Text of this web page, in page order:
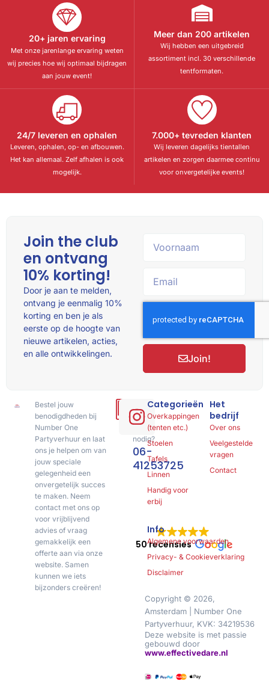
20+ jaren ervaring
Met onze jarenlange ervaring weten
wij precies hoe wij optimaal bijdragen
aan jouw event!
Meer dan 200 artikelen
Wij hebben een uitgebreid
assortiment incl. 30 verschillende
tentformaten.
24/7 leveren en ophalen
Leveren, ophalen, op- en afbouwen.
Het kan allemaal. Zelf afhalen is ook
mogelijk.
7.000+ tevreden klanten
Wij leveren dagelijks tientallen
artikelen en zorgen daarmee continu
voor onvergetelijke events!
Bestel jouw
benodigdheden bij
Number One
Partyverhuur en laat
ons je helpen om van
jouw speciale
gelegenheid een
onvergetelijk succes
te maken. Neem
contact met ons op
voor vrijblijvend
advies of vraag
gemakkelijk een
offerte aan via onze
website. Samen
kunnen we iets
bijzonders creëren!
Hulp
of
advies
nodig?
06-
41253725
50 recensies
Categorieën
Overkappingen
(tenten etc.)
Stoelen
Tafels
Linnen
Handig voor
erbij
Het
bedrijf
Over ons
Veelgestelde
vragen
Contact
Info
Algemene voorwaarden
Privacy- & Cookieverklaring
Disclaimer
Copyright © 2026,
Amsterdam | Number One
Partyverhuur, KVK: 34219536
Deze website is met passie
gebouwd door
www.effectivedare.nl
Join the club
en ontvang
10% korting!
Door je aan te melden,
ontvang je eenmalig 10%
korting en ben je als
eerste op de hoogte van
nieuwe artikelen, acties,
en alle ontwikkelingen.
Join!